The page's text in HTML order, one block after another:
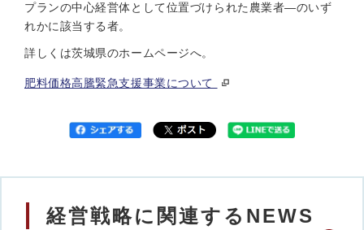
プランの中心経営体として位置づけられた農業者—のいず
れかに該当する者。
詳しくは茨城県のホームページへ。
肥料価格高騰緊急支援事業について
経営戦略に関連するNEWS